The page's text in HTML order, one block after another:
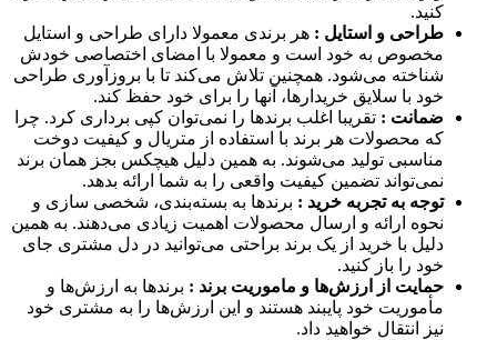
کنید.
طراحی و استایل : هر برندی معمولا دارای طراحی و استایل
مخصوص به خود است و معمولا با امضای اختصاصی خودش
شناخته می‌شود. همچنین تلاش می‌کند تا با بروزآوری طراحی
خود با سلایق خریدارها، آنها را برای خود حفظ کند.
ضمانت : تقریبا اغلب برندها را نمی‌توان کپی برداری کرد. چرا
که محصولات هر برند با استفاده از متریال و کیفیت دوخت
مناسبی تولید می‌شوند. به همین دلیل هیچکس بجز همان برند
نمی‌تواند تضمین کیفیت واقعی را به شما ارائه بدهد.
توجه به تجربه خرید : برندها به بسته‌بندی، شخصی سازی و
نحوه ارائه و ارسال محصولات اهمیت زیادی می‌دهند. به همین
دلیل با خرید از یک برند براحتی می‌توانید در دل مشتری جای
خود را باز کنید.
حمایت از ارزش‌ها و ماموریت برند : برندها به ارزش‌ها و
مأموریت خود پایبند هستند و این ارزش‌ها را به مشتری خود
نیز انتقال خواهید داد.